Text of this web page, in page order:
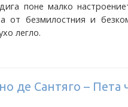
поне малко
от безмилостния и
легло.
де Сантяго – Пета